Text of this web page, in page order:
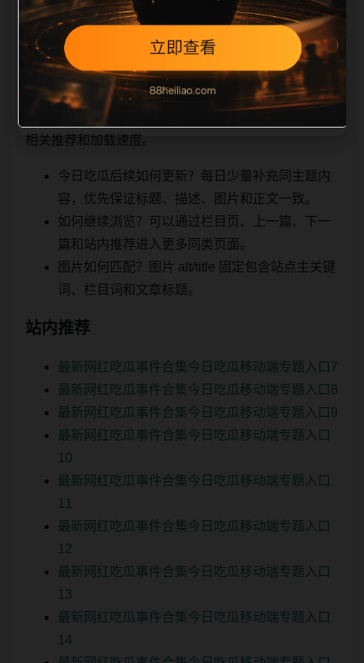
相关问题与推荐
顺着栏目继续浏览。同站连续更新时避免重复标题和重
复首段，优先补充不同关键词、不同栏目词和不同问题
角度。栏目页则保留清晰入口，方便后续专题自动归
集。发布后按真实浏览器复查首屏、图片、跳转体验、
相关推荐和加载速度。
今日吃瓜后续如何更新？每日少量补充同主题内
容，优先保证标题、描述、图片和正文一致。
如何继续浏览？可以通过栏目页、上一篇、下一
篇和站内推荐进入更多同类页面。
图片如何匹配？图片 alt/title 固定包含站点主关键
词、栏目词和文章标题。
站内推荐
最新网红吃瓜事件合集今日吃瓜移动端专题入口7
最新网红吃瓜事件合集今日吃瓜移动端专题入口8
最新网红吃瓜事件合集今日吃瓜移动端专题入口9
最新网红吃瓜事件合集今日吃瓜移动端专题入口
10
最新网红吃瓜事件合集今日吃瓜移动端专题入口
11
最新网红吃瓜事件合集今日吃瓜移动端专题入口
12
最新网红吃瓜事件合集今日吃瓜移动端专题入口
13
最新网红吃瓜事件合集今日吃瓜移动端专题入口
14